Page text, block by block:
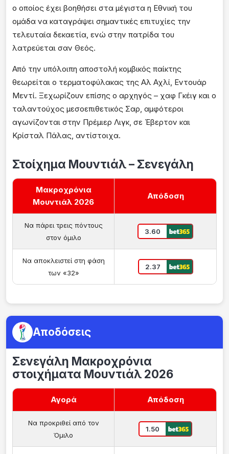
ο οποίος έχει βοηθήσει στα μέγιστα η Εθνική του
ομάδα να καταγράψει σημαντικές επιτυχίες την
τελευταία δεκαετία, ενώ στην πατρίδα του
λατρεύεται σαν Θεός.
Από την υπόλοιπη αποστολή κομβικός παίκτης
θεωρείται ο τερματοφύλακας της Αλ Αχλί, Εντουάρ
Μεντί. Ξεχωρίζουν επίσης ο αρχηγός – χαφ Γκέιγ και ο
ταλαντούχος μεσοεπιθετικός Σαρ, αμφότεροι
αγωνίζονται στην Πρέμιερ Λιγκ, σε Έβερτον και
Κρίσταλ Πάλας, αντίστοιχα.
Στοίχημα Μουντιάλ – Σενεγάλη
Μακροχρόνια
Μουντιάλ 2026
Απόδοση
Να πάρει τρεις πόντους
στον όμιλο
3.60
Να αποκλειστεί στη φάση
των «32»
2.37
Αποδόσεις
Σενεγάλη Μακροχρόνια
στοιχήματα Μουντιάλ 2026
Αγορά Απόδοση
Να προκριθεί από τον
Όμιλο
1.50